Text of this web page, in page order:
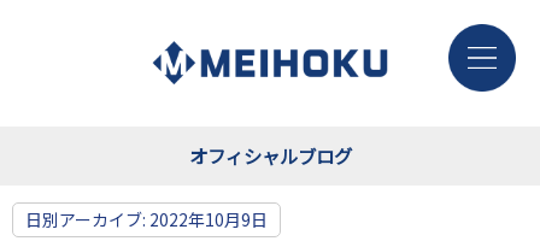
オフィシャルブログ
日別アーカイブ: 2022年10月9日